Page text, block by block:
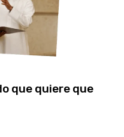
que quiere que